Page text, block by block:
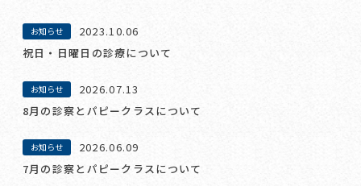
お知らせ
2023.10.06
祝日・日曜日の診療について
お知らせ
2026.07.13
8月の診察とパピークラスについて
お知らせ
2026.06.09
7月の診察とパピークラスについて